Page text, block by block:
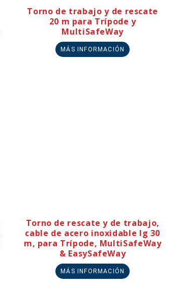
Torno de trabajo y de rescate
20 m para Trípode y
MultiSafeWay
MÁS INFORMACIÓN
Torno de rescate y de trabajo,
cable de acero inoxidable lg 30
m, para Trípode, MultiSafeWay
& EasySafeWay
MÁS INFORMACIÓN